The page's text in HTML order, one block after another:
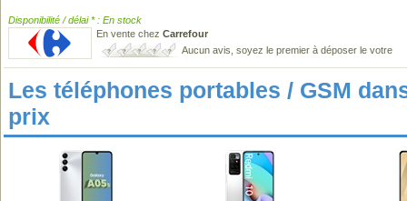
Disponibilité / délai * : En stock
En vente chez Carrefour
Aucun avis, soyez le premier à déposer le votre
Les téléphones portables / GSM
prix